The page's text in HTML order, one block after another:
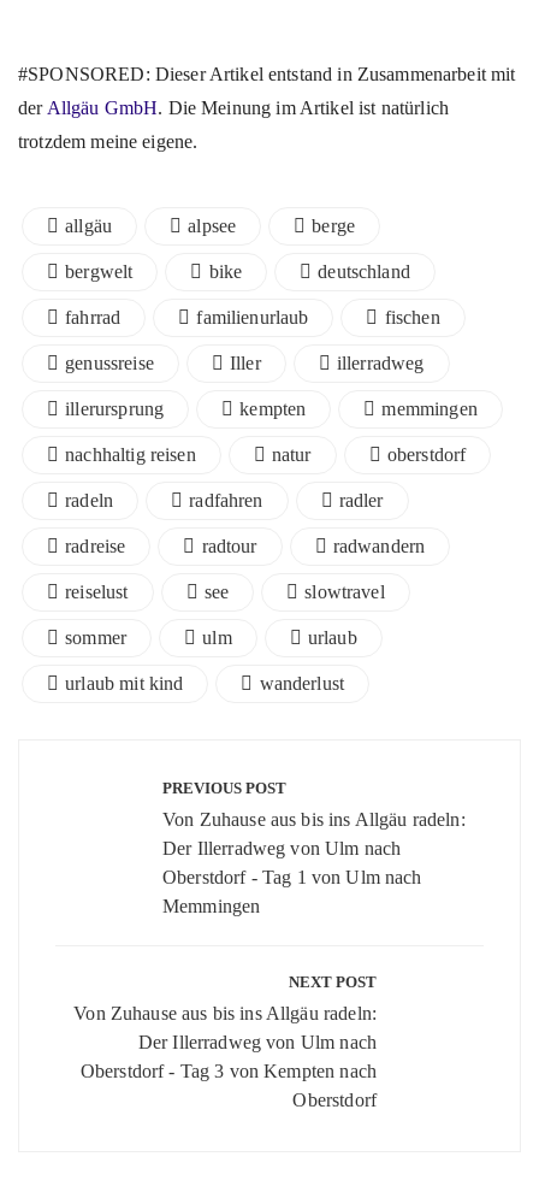
#SPONSORED: Dieser Artikel entstand in Zusammenarbeit mit
der Allgäu GmbH. Die Meinung im Artikel ist natürlich
trotzdem meine eigene.
allgäu alpsee berge
bergwelt bike deutschland
fahrrad familienurlaub fischen
genussreise Iller illerradweg
illerursprung kempten memmingen
nachhaltig reisen natur oberstdorf
radeln radfahren radler
radreise radtour radwandern
reiselust see slowtravel
sommer ulm urlaub
urlaub mit kind wanderlust
PREVIOUS POST
Von Zuhause aus bis ins Allgäu radeln:
Der Illerradweg von Ulm nach
Oberstdorf - Tag 1 von Ulm nach
Memmingen
NEXT POST
Von Zuhause aus bis ins Allgäu radeln:
Der Illerradweg von Ulm nach
Oberstdorf - Tag 3 von Kempten nach
Oberstdorf